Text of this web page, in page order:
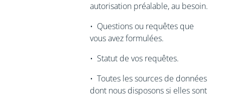
autorisation préalable, au besoin.
• Questions ou requêtes que
vous avez formulées.
• Statut de vos requêtes.
• Toutes les sources de données
dont nous disposons si elles sont